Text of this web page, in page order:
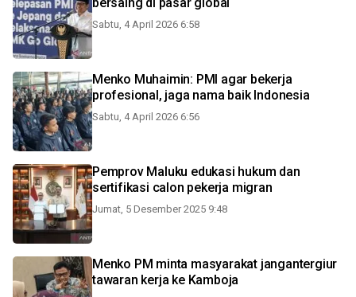
Sabtu, 4 April 2026 6:58
Menko Muhaimin: PMI agar bekerja
profesional, jaga nama baik Indonesia
Sabtu, 4 April 2026 6:56
Pemprov Maluku edukasi hukum dan
sertifikasi calon pekerja migran
Jumat, 5 Desember 2025 9:48
Menko PM minta masyarakat jangantergiur
tawaran kerja ke Kamboja